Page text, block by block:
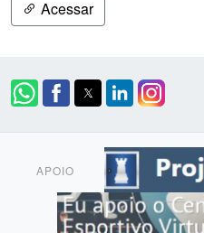
Acessar
APOIO